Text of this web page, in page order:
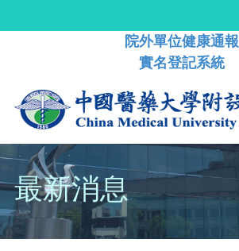
院外單位健康通報
實名登記系統
最新消息